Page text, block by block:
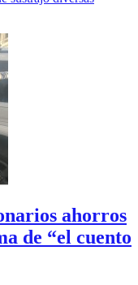
ahorros
de “el cuento